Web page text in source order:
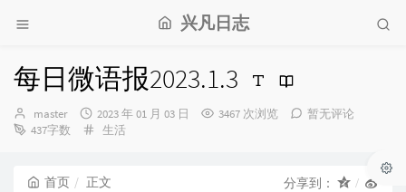
兴凡日志
每日微语报2023.1.3
博
主：
master
发
布
2023 年 01 月 03 日 3467 次浏览
暂无评论
437字数
分
生活
首页 正文 分享到：